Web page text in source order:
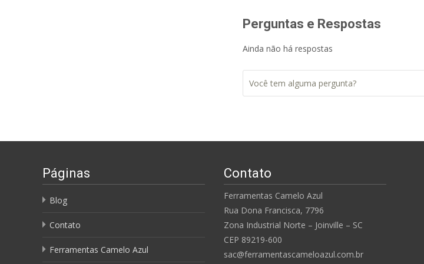
Perguntas e Respostas
Ainda não há respostas
Páginas
Blog
Contato
Ferramentas Camelo Azul
Contato
Ferramentas Camelo Azul
Rua Dona Francisca, 7796
Zona Industrial Norte – Joinville – SC
CEP 89219-600
sac@ferramentascameloazul.com.br